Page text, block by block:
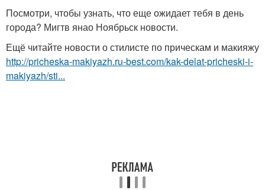
Посмотри, чтобы узнать, что еще ожидает тебя в день
города? Мигтв янао Ноябрьск новости.
Ещё читайте новости о стилисте по прическам и макияжу
http://pricheska-makiyazh.ru-best.com/kak-delat-pricheski-i-
makiyazh/sti...